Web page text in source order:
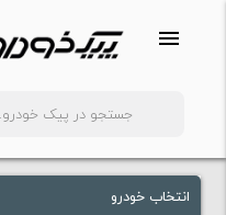
menu
انتخاب خودرو